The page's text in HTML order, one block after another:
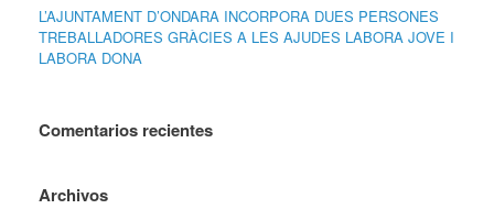
L’AJUNTAMENT D’ONDARA INCORPORA DUES PERSONES
TREBALLADORES GRÀCIES A LES AJUDES LABORA JOVE I
LABORA DONA
Comentarios recientes
Archivos